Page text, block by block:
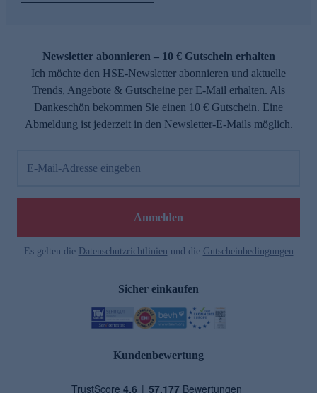
Newsletter abonnieren – 10 € Gutschein erhalten
Ich möchte den HSE-Newsletter abonnieren und aktuelle
Trends, Angebote & Gutscheine per E-Mail erhalten. Als
Dankeschön bekommen Sie einen 10 € Gutschein. Eine
Abmeldung ist jederzeit in den Newsletter-E-Mails möglich.
E-Mail-Adresse eingeben
Anmelden
Es gelten die Datenschutzrichtlinien und die Gutscheinbedingungen
Sicher einkaufen
Kundenbewertung